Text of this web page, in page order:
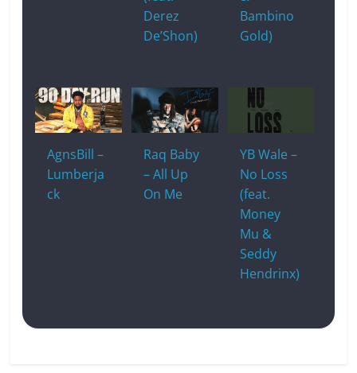
Derez
De’Shon)
Bambino
Gold)
AgnsBill –
Lumberja
ck
Raq Baby
– All Up
On Me
YB Wale –
No Loss
(feat.
Money
Mu &
Seddy
Hendrinx)